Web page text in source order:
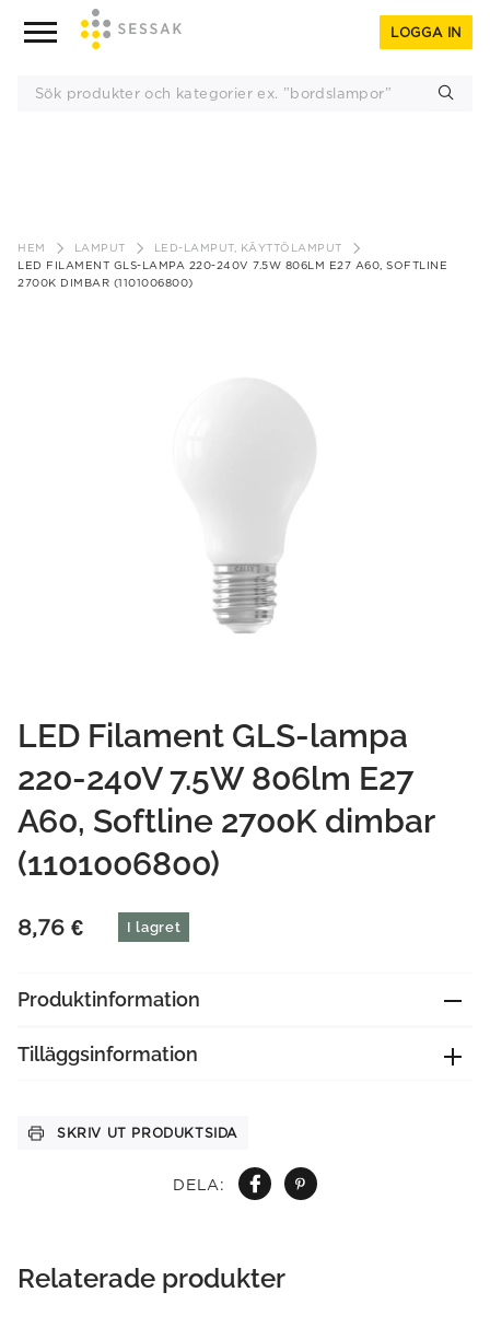
innehåll
LOGGA IN
HEM LAMPUT
LED-LAMPUT, KÄYTTÖLAMPUT
LED FILAMENT GLS-LAMPA 220-240V 7.5W 806LM E27 A60, SOFTLINE
2700K DIMBAR (1101006800)
DELA:
LED Filament GLS-lampa
220-240V 7.5W 806lm E27
A60, Softline 2700K dimbar
(1101006800)
8,76 € I lagret
Produktinformation
Tilläggsinformation
SKRIV UT PRODUKTSIDA
Relaterade produkter